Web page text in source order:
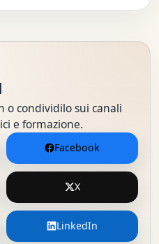
o condividilo sui canali
e formazione.
Facebook
X
LinkedIn